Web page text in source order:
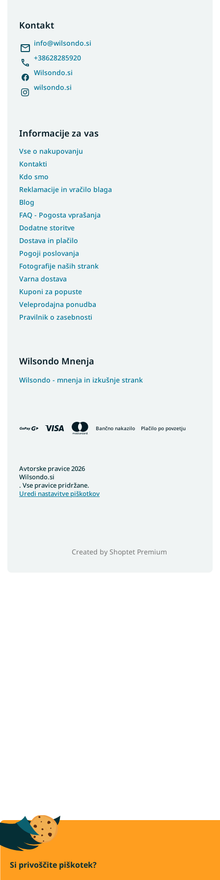
Si privoščite piškotek?
Kontakt
info@wilsondo.si
+38628285920
Wilsondo.si
wilsondo.si
Informacije za vas
Vse o nakupovanju
Kontakti
Kdo smo
Reklamacije in vračilo blaga
Blog
FAQ - Pogosta vprašanja
Dodatne storitve
Dostava in plačilo
Pogoji poslovanja
Fotografije naših strank
Varna dostava
Kuponi za popuste
Veleprodajna ponudba
Pravilnik o zasebnosti
Wilsondo Mnenja
Wilsondo - mnenja in izkušnje strank
Bančno nakazilo Plačilo po povzetju
Created by Shoptet Premium
Avtorske pravice 2026
Wilsondo.si
. Vse pravice pridržane.
Uredi nastavitve piškotkov